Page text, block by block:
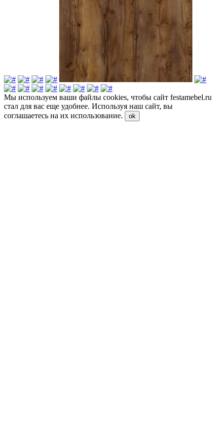
Мы используем ваши файлы cookies, чтобы сайт festamebel.ru
стал для вас еще удобнее. Используя наш сайт, вы
соглашаетесь на их использование.